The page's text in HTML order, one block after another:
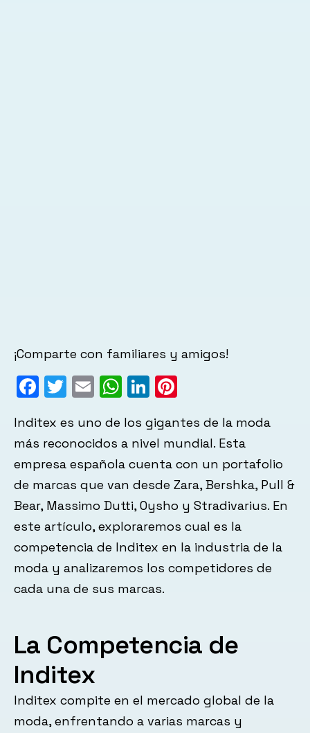
¡Comparte con familiares y amigos!
Facebook
Twitter
EmailWhatsApp
LinkedIn
Inditex es uno de los gigantes de la moda
más reconocidos a nivel mundial. Esta
empresa española cuenta con un portafolio
de marcas que van desde Zara, Bershka, Pull &
Bear, Massimo Dutti, Oysho y Stradivarius. En
este artículo, exploraremos cual es la
competencia de Inditex en la industria de la
moda y analizaremos los competidores de
cada una de sus marcas.
La Competencia de
Inditex
Inditex compite en el mercado global de la
moda, enfrentando a varias marcas y